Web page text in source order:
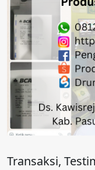
Transaksi,